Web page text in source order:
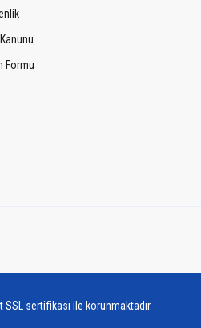
Formu
sertifikası ile korunmaktadır.